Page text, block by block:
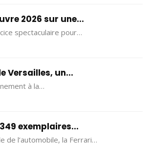
2026 sur une...
spectaculaire pour…
Versailles, un...
à la…
exemplaires...
de l’automobile, la Ferrari…